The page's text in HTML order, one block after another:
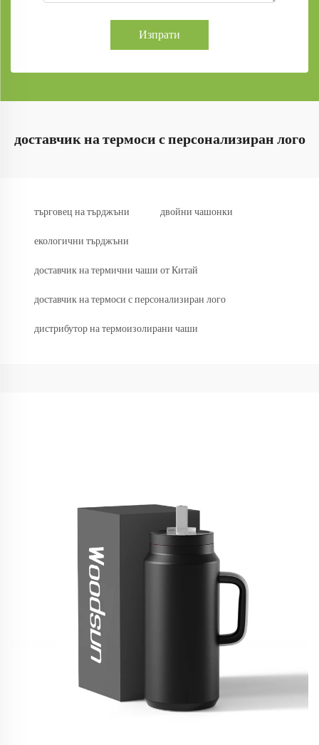
Изпрати
доставчик на термоси с персонализиран лого
търговец на търджъни двойни чашонки
екологични търджъни
доставчик на термични чаши от Китай
доставчик на термоси с персонализиран лого
дистрибутор на термоизолирани чаши